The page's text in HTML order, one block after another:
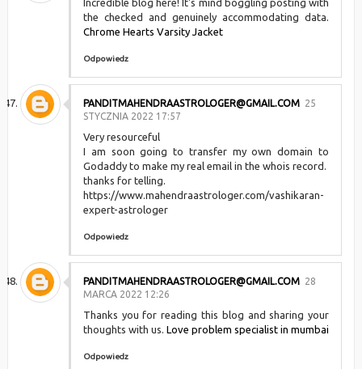
Incredible blog here! It's mind boggling posting with
the checked and genuinely accommodating data.
Chrome Hearts Varsity Jacket
Odpowiedz
PANDITMAHENDRAASTROLOGER@GMAIL.COM 25
STYCZNIA 2022 17:57
Very resourceful
I am soon going to transfer my own domain to
Godaddy to make my real email in the whois record.
thanks for telling.
https://www.mahendraastrologer.com/vashikaran-
expert-astrologer
Odpowiedz
PANDITMAHENDRAASTROLOGER@GMAIL.COM 28
MARCA 2022 12:26
Thanks you for reading this blog and sharing your
thoughts with us. Love problem specialist in mumbai
Odpowiedz